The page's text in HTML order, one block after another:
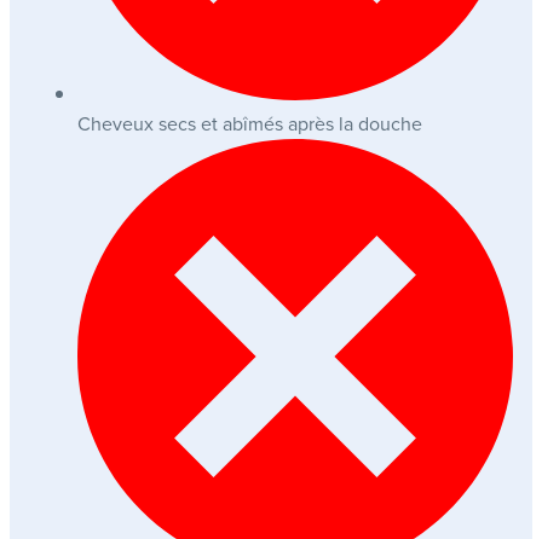
Cheveux secs et abîmés après la douche